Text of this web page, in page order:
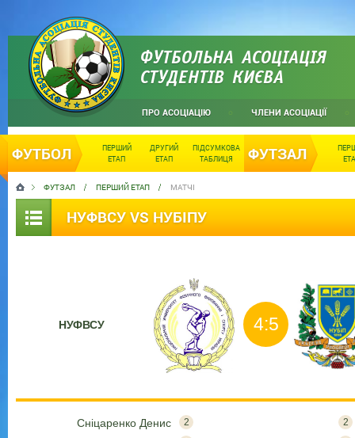
ФУТБОЛЬНА АСОЦІАЦІЯ
СТУДЕНТІВ КИЄВА
ПРО АСОЦІАЦІЮ ЧЛЕНИ АСОЦІАЦІЇ
ФУТБОЛ
ПЕРШИЙ
ЕТАП
ДРУГИЙ
ЕТАП
ПІДСУМКОВА
ТАБЛИЦЯ
ФУТЗАЛ
ФУТЗАЛ ПЕРШИЙ ЕТАП МАТЧІ
НУФВСУ VS НУБІПУ
НУФВСУ 4:5
2
Сніцаренко Денис
2